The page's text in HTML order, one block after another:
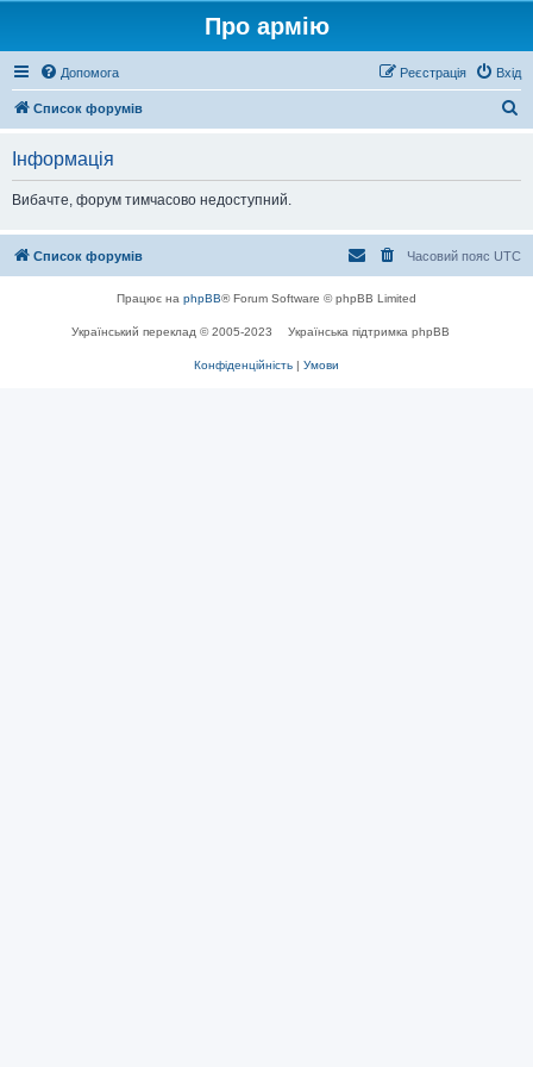
Про армію
Допомога Вхід
Реєстрація
Список форумів
Інформація
Вибачте, форум тимчасово недоступний.
Список форумів Часовий пояс UTC
Працює на phpBB® Forum Software © phpBB Limited
Український переклад © 2005-2023 Українська підтримка phpBB
Конфіденційність | Умови